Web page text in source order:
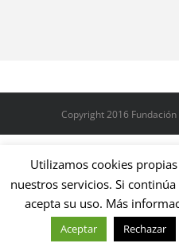
Copyright 2016
Utilizamos cookies
nuestros servicios. Si
acepta su uso. Más
Aceptar Rechazar